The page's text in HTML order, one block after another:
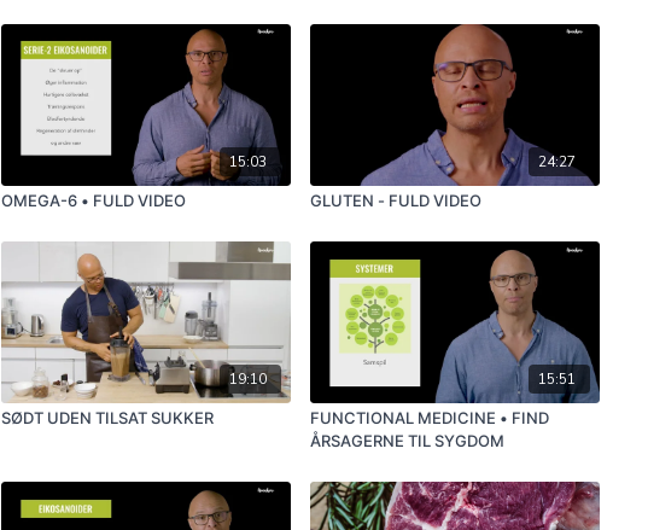
15:03
OMEGA-6 • FULD VIDEO
24:27
GLUTEN - FULD VIDEO
19:10
SØDT UDEN TILSAT SUKKER
15:51
FUNCTIONAL MEDICINE • FIND
ÅRSAGERNE TIL SYGDOM